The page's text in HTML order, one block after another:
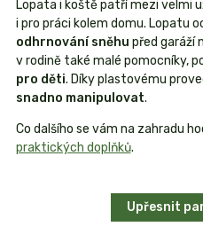
Lopata i koště patří mezi velmi
i pro práci kolem domu. Lopatu
odhrnování sněhu před garáží
v rodině také malé pomocníky,
pro děti. Díky plastovému
snadno manipulovat.
Co dalšího se vám na zahradu
praktických doplňků.
Upřesnit